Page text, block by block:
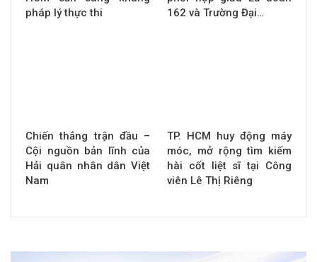
pháp lý thực thi
162 và Trường Đại…
Chiến thắng trận đầu –
Cội nguồn bản lĩnh của
Hải quân nhân dân Việt
Nam
TP. HCM huy động máy
móc, mở rộng tìm kiếm
hài cốt liệt sĩ tại Công
viên Lê Thị Riêng